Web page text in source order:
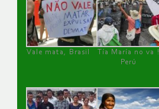
Vale mata, Brasil
Tía María no va !
Perú